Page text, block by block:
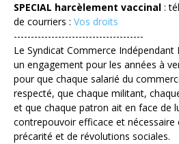
SPECIAL harcèlement vaccinal :
de courriers : Vos droits
--------------------------------------
Le Syndicat Commerce Indépendant
un engagement pour les années à
pour que chaque salarié du
respecté, que chaque militant,
et que chaque patron ait en face de
contrepouvoir efficace et nécessaire
précarité et de révolutions sociales.